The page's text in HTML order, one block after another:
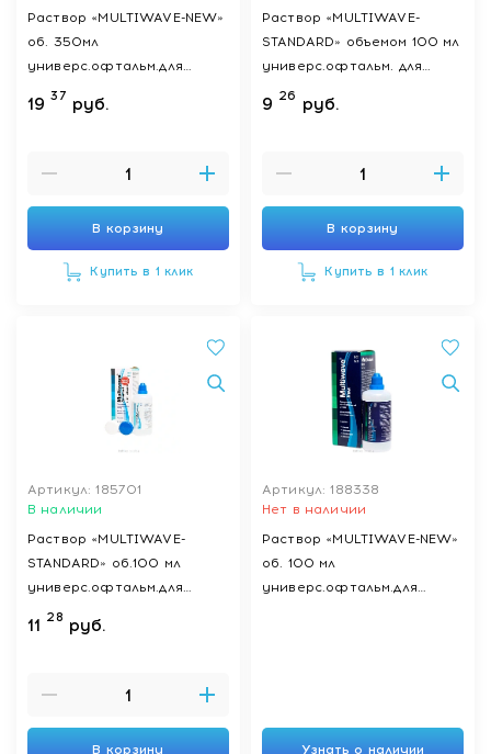
Раствор «MULTIWAVE-NEW»
об. 350мл
универс.офтальм.для
ухода за
конт.линзами,стерил.
19 37 руб.
В корзину
Купить в 1 клик
Раствор «MULTIWAVE-
STANDARD» объемом 100 мл
универс.офтальм. для
ухода за конт.линз.,
стерильный
9 26 руб.
В корзину
Купить в 1 клик
Артикул: 185701
В наличии
Раствор «MULTIWAVE-
STANDARD» об.100 мл
универс.офтальм.для
ухода за к.л.,стерил.,с
конт-м для к.л.
11 28 руб.
В корзину
Артикул: 188338
Нет в наличии
Раствор «MULTIWAVE-NEW»
об. 100 мл
универс.офтальм.для
Узнать о наличии